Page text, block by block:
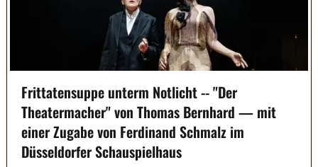
Frittatensuppe unterm Notlicht -- "Der
Theatermacher" von Thomas Bernhard — mit
einer Zugabe von Ferdinand Schmalz im
Düsseldorfer Schauspielhaus